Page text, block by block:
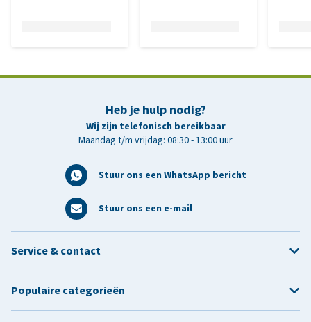
Heb je hulp nodig?
Wij zijn telefonisch bereikbaar
Maandag t/m vrijdag: 08:30 - 13:00 uur
Stuur ons een WhatsApp bericht
Stuur ons een e-mail
Service & contact
Populaire categorieën